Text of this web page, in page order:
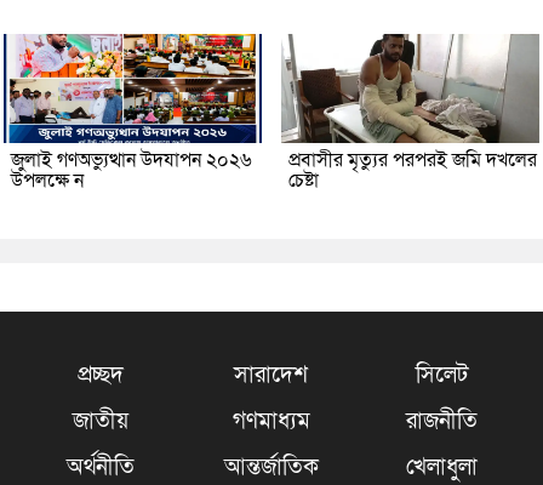
জুলাই গণঅভ্যুত্থান উদযাপন ২০২৬
উপলক্ষে ন
প্রবাসীর মৃত্যুর পরপরই জমি দখলের
চেষ্টা
প্রচ্ছদ সারাদেশ
সিলেট
জাতীয়
গণমাধ্যম
রাজনীতি
অর্থনীতি
আন্তর্জাতিক
খেলাধুলা